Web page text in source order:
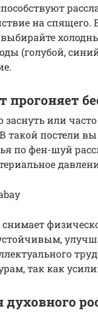
на
(голубой,
прогоняет
заснуть или
такой постели
по фен-шуй
так как